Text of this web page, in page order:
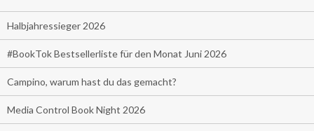
Halbjahressieger 2026
#BookTok Bestsellerliste für den Monat Juni 2026
Campino, warum hast du das gemacht?
Media Control Book Night 2026